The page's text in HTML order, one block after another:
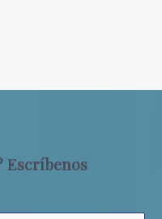
Escríbenos